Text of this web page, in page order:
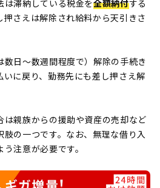
は滞納している税金を全額納付する
押さえは解除され給料から天引きさ
日〜数週間程度で）解除の手続き
に戻り、勤務先にも差し押さえ解
は親族からの援助や資産の売却など
の一つです。なお、無理な借り入
注意が必要です。